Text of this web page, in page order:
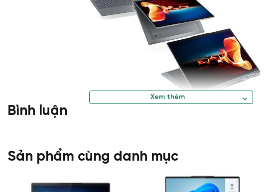
Xem thêm
Bình luận
Sản phẩm cùng danh mục